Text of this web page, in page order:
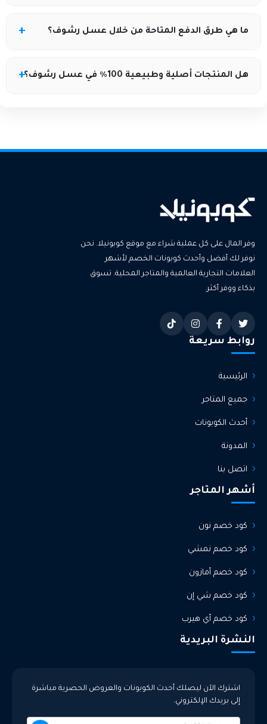
يختلف ذلك حسب شروط العرض، فقد يكون الكود صالحًا
ما هي طرق الدفع المتاحة من خلال عسل رشوف؟
يوفر المتجر عادةً الدفع عبر البطاقات البنكية، التحويل، أو
هل المنتجات أصلية وطبيعية 100٪ في عسل رشوف؟
وفر المال على كل عملية شراء مع موقع كوبونيلا. نحن
نوفر لك أفضل وأحدث كوبونات الخصم لأشهر
العلامات التجارية العالمية والمتاجر المحلية. تسوق
بذكاء ووفر أكثر.
روابط سريعة
الرئيسية
جميع المتاجر
أحدث الكوبونات
المدونة
اتصل بنا
أشهر المتاجر
كود خصم نون
كود خصم نمشي
كود خصم أمازون
كود خصم شي إن
كود خصم أي هيرب
النشرة البريدية
اشترك الآن ليصلك أحدث الكوبونات والعروض الحصرية مباشرة
إلى بريدك الإلكتروني.